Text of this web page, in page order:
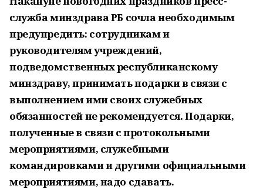
служба минздрава РБ сочла необходимым
предупредить: сотрудникам и
руководителям учреждений,
подведомственных республиканскому
минздраву, принимать подарки в связи с
выполнением ими своих служебных
обязанностей не рекомендуется. Подарки,
полученные в связи с протокольными
мероприятиями, служебными
командировками и другими официальными
мероприятиями, надо сдавать.